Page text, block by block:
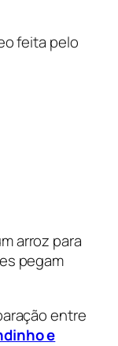
feita pelo
arroz para
pegam
entre
e